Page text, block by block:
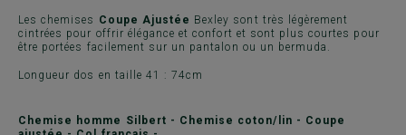
Les chemises Coupe Ajustée Bexley sont très légèrement
cintrées pour offrir élégance et confort et sont plus courtes pour
être portées facilement sur un pantalon ou un bermuda.
Longueur dos en taille 41 : 74cm
Chemise homme Silbert - Chemise coton/lin - Coupe